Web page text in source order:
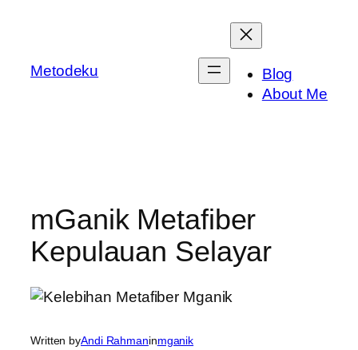
Metodeku
Blog
About Me
mGanik Metafiber
Kepulauan Selayar
Written byAndi Rahmaninmganik